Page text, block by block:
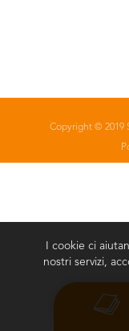
Copyright © 2019
I cookie ci
nostri servizi,